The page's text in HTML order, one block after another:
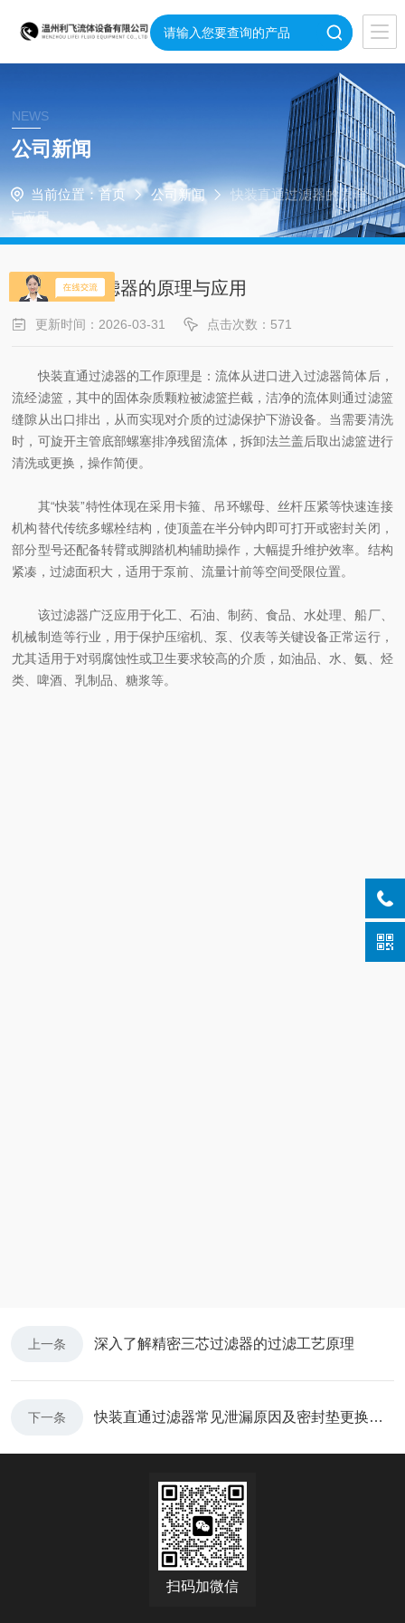
NEWS
公司新闻
当前位置： 首页 公司新闻
快装直通过滤器的原理
与应用
快装直通过滤器的原理与应用
更新时间：2026-03-31 点击次数：571
快装直通过滤器‌的工作原理是：流体从进口进入过滤器筒体后，
流经滤篮，其中的固体杂质颗粒被滤篮拦截，洁净的流体则通过滤篮
缝隙从出口排出，从而实现对介质的过滤保护下游设备。当需要清洗
时，可旋开主管底部螺塞排净残留流体，拆卸法兰盖后取出滤篮进行
清洗或更换，操作简便。
其“快装”特性体现在采用卡箍、吊环螺母、丝杆压紧等快速连接
机构替代传统多螺栓结构，使顶盖在半分钟内即可打开或密封关闭，
部分型号还配备转臂或脚踏机构辅助操作，大幅提升维护效率。结构
紧凑，过滤面积大，适用于泵前、流量计前等空间受限位置。
该过滤器广泛应用于‌化工、石油、制药、食品、水处理、船厂、
机械制造‌等行业，用于保护压缩机、泵、仪表等关键设备正常运行，
尤其适用于对弱腐蚀性或卫生要求较高的介质，如油品、水、氨、烃
类、啤酒、乳制品、糖浆等。
上一条 深入了解精密三芯过滤器的过滤工艺原理
下一条 快装直通过滤器常见泄漏原因及密封垫更换教程
扫码加微信